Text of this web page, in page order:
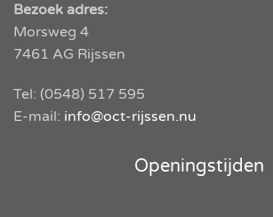
Bezoek adres:
Morsweg 4
7461 AG Rijssen
Tel: (0548) 517 595
E-mail: info@oct-rijssen.nu
Openingstijden